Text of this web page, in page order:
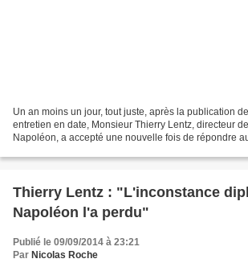
Un an moins un jour, tout juste, après la publication
entretien en date, Monsieur Thierry Lentz, directeur
Napoléon, a accepté une nouvelle fois de répondre
Thierry Lentz : "L'inconstance
Napoléon l'a perdu"
Publié le 09/09/2014 à 23:21
Par Nicolas Roche